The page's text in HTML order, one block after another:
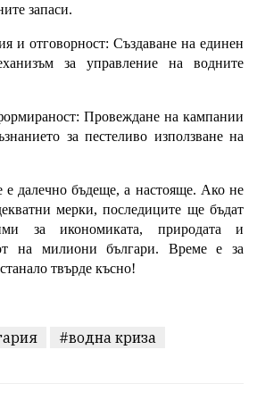
запаси.
и отговорност: Създаване на единен
за управление на водните
Провеждане на кампании
за пестеливо използване на
далечно бъдеще, а настояще. Ако не
мерки, последиците ще бъдат
за икономиката, природата и
на милиони българи. Време е за
твърде късно!
#водна криза